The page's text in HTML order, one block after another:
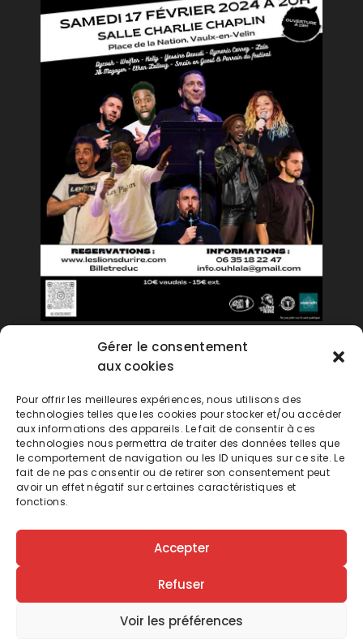
Gérer le consentement
aux cookies
Pour offrir les meilleures expériences, nous utilisons des
technologies telles que les cookies pour stocker et/ou accéder
aux informations des appareils. Le fait de consentir à ces
technologies nous permettra de traiter des données telles que
le comportement de navigation ou les ID uniques sur ce site. Le
fait de ne pas consentir ou de retirer son consentement peut
avoir un effet négatif sur certaines caractéristiques et
fonctions.
Accepter
Refuser
Voir les préférences
Instagramet ne ratez aucune
occasion de
– Politique de confidentialité